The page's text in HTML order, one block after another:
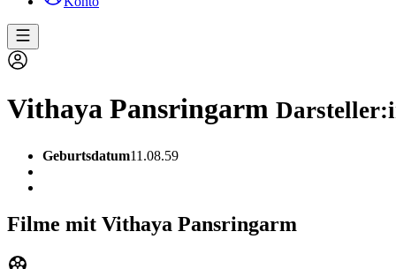
Vithaya Pansringarm
Geburtsdatum11.08.59
Filme mit Vithaya Pansringarm